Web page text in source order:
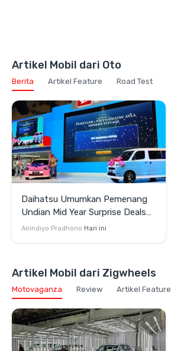
Artikel Mobil dari Oto
Berita Artikel Feature Road Test
Daihatsu Umumkan Pemenang
Undian Mid Year Surprise Deals
2026
Anindiyo Pradhono Hari ini
Artikel Mobil dari Zigwheels
Motovaganza Review Artikel Feature